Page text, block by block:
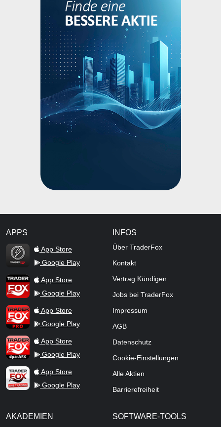
APPS
TraderFox Flash
App Store
Google Play
TraderFox AppApp Store
Google Play
TraderFox ProApp Store
Google Play
TraderFox dpa-AFX ProFeed
App Store
Google Play
TraderFox Live Trading
App Store
Google Play
INFOS
Über TraderFox
Kontakt
Vertrag Kündigen
Jobs bei TraderFox
Impressum
AGB
Datenschutz
Cookie-Einstellungen
Alle Aktien
Barrierefreiheit
AKADEMIEN SOFTWARE-TOOLS